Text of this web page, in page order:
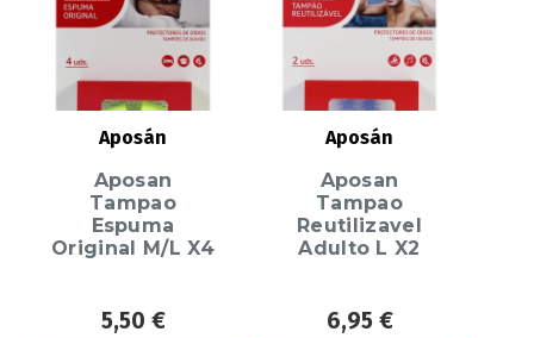
Aposán
Aposan
Tampao
Espuma
Original M/L X4
5,50 €
Aposán
Aposan
Tampao
Reutilizavel
Adulto L X2
6,95 €